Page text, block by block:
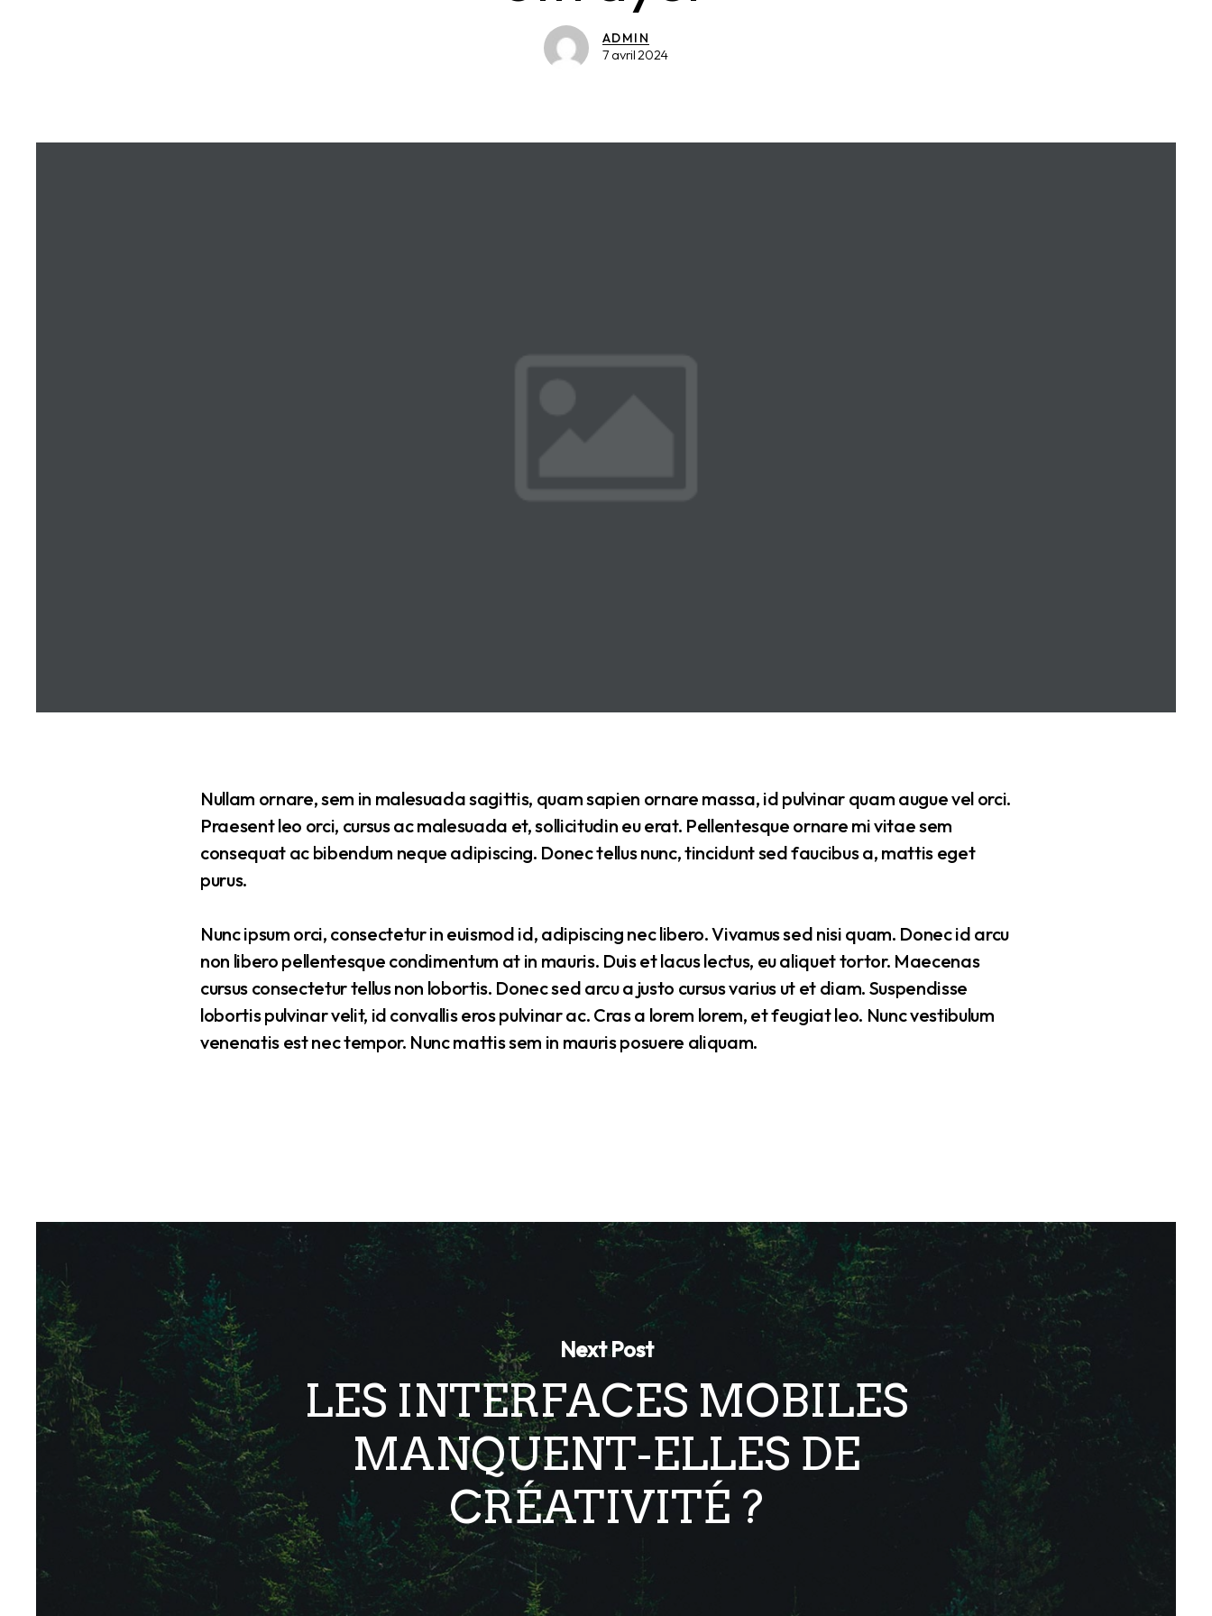
ADMIN
7 avril 2024
Nullam ornare, sem in malesuada sagittis, quam sapien ornare massa, id pulvinar quam augue vel orci.
Praesent leo orci, cursus ac malesuada et, sollicitudin eu erat. Pellentesque ornare mi vitae sem
consequat ac bibendum neque adipiscing. Donec tellus nunc, tincidunt sed faucibus a, mattis eget
purus.
Nunc ipsum orci, consectetur in euismod id, adipiscing nec libero. Vivamus sed nisi quam. Donec id arcu
non libero pellentesque condimentum at in mauris. Duis et lacus lectus, eu aliquet tortor. Maecenas
cursus consectetur tellus non lobortis. Donec sed arcu a justo cursus varius ut et diam. Suspendisse
lobortis pulvinar velit, id convallis eros pulvinar ac. Cras a lorem lorem, et feugiat leo. Nunc vestibulum
venenatis est nec tempor. Nunc mattis sem in mauris posuere aliquam.
Next Post
LES INTERFACES MOBILES
MANQUENT-ELLES DE
CRÉATIVITÉ ?